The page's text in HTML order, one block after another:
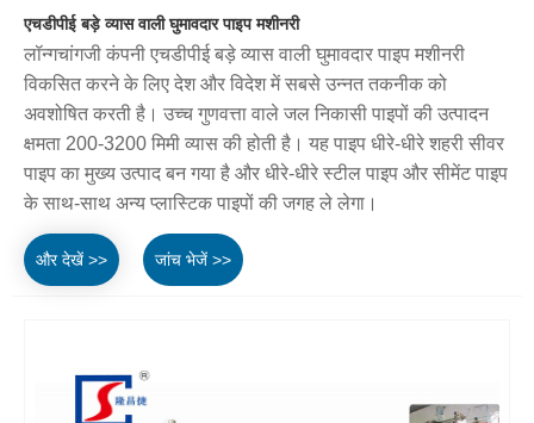
एचडीपीई बड़े व्यास वाली घुमावदार पाइप मशीनरी
लॉन्गचांगजी कंपनी एचडीपीई बड़े व्यास वाली घुमावदार पाइप मशीनरी
विकसित करने के लिए देश और विदेश में सबसे उन्नत तकनीक को
अवशोषित करती है। उच्च गुणवत्ता वाले जल निकासी पाइपों की उत्पादन
क्षमता 200-3200 मिमी व्यास की होती है। यह पाइप धीरे-धीरे शहरी सीवर
पाइप का मुख्य उत्पाद बन गया है और धीरे-धीरे स्टील पाइप और सीमेंट पाइप
के साथ-साथ अन्य प्लास्टिक पाइपों की जगह ले लेगा।
और देखें >> जांच भेजें >>